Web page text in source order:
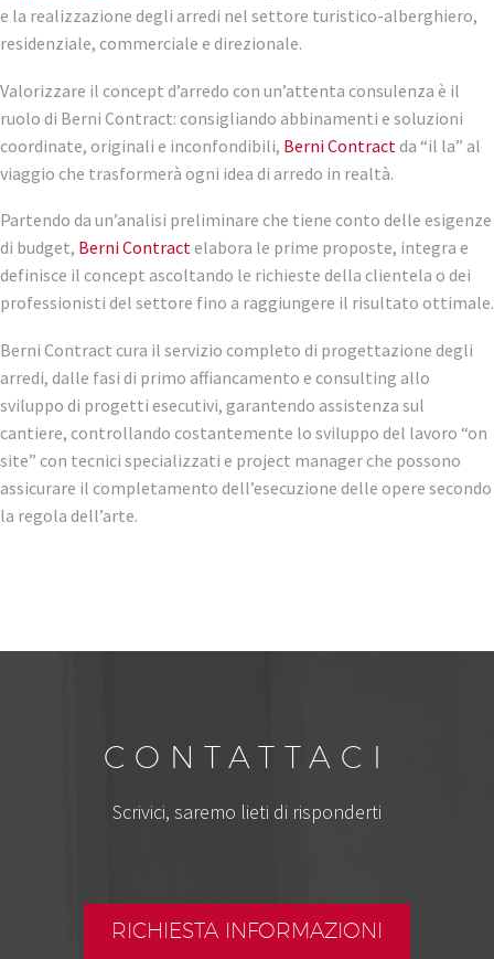
e la realizzazione degli arredi nel settore turistico-alberghiero,
residenziale, commerciale e direzionale.
Valorizzare il concept d’arredo con un’attenta consulenza è il
ruolo di Berni Contract: consigliando abbinamenti e soluzioni
coordinate, originali e inconfondibili, Berni Contract da “il la” al
viaggio che trasformerà ogni idea di arredo in realtà.
Partendo da un’analisi preliminare che tiene conto delle esigenze
di budget, Berni Contractelabora le prime proposte, integra e
definisce il concept ascoltando le richieste della clientela o dei
professionisti del settore fino a raggiungere il risultato ottimale.
Berni Contract cura il servizio completo di progettazione degli
arredi, dalle fasi di primo affiancamento e consulting allo
sviluppo di progetti esecutivi, garantendo assistenza sul
cantiere, controllando costantemente lo sviluppo del lavoro “on
site” con tecnici specializzati e project manager che possono
assicurare il completamento dell’esecuzione delle opere secondo
la regola dell’arte.
CONTATTACI
Scrivici, saremo lieti di risponderti
RICHIESTA INFORMAZIONI